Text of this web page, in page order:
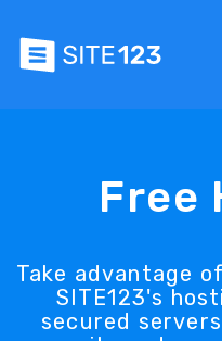
Free
Take advantage
SITE123's
secured